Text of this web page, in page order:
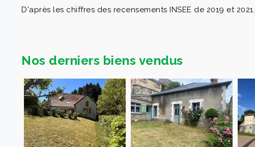
D'après les chiffres des recensements INSEE de 2019 et 2021.
Nos derniers biens vendus